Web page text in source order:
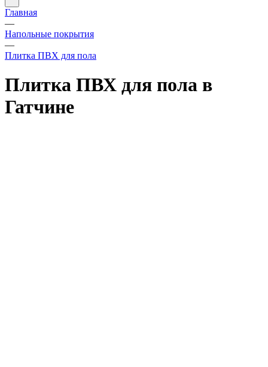
Главная
—
Напольные покрытия
—
Плитка ПВХ для пола
Плитка ПВХ для пола в
Гатчине